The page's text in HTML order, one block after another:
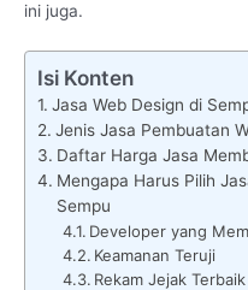
ini juga.
Isi Konten
Jasa Web Design di
Jenis Jasa Pembuatan
Daftar Harga Jasa
Mengapa Harus Pilih
Sempu
Developer yang
Keamanan Teruji
Rekam Jejak Terbaik